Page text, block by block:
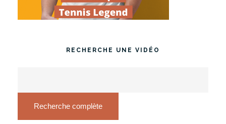
RECHERCHE UNE VIDÉO
Recherche complète